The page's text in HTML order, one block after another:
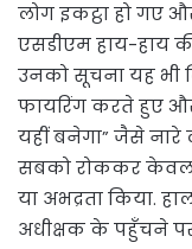
लोग इकट्ठा हो
एसडीएम हाय-हाय
उनको सूचना यह भी
फायरिंग करते हुए
यहीं बनेगा” जैसे
सबको रोककर केवल
या अभद्रता किया.
अधीक्षक के पहुँचने